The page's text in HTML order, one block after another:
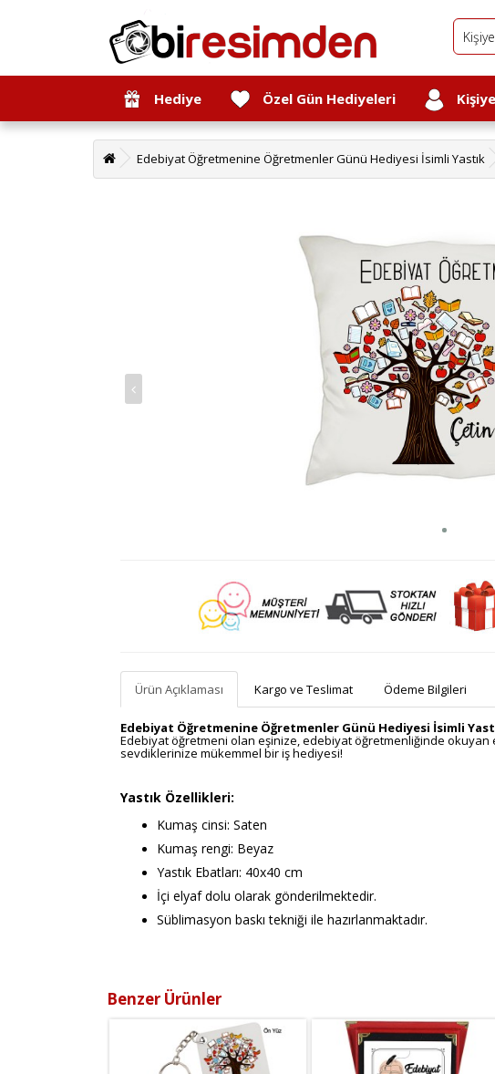
Hediye Özel Gün Hediyeleri
Edebiyat Öğretmenine Öğretmenler Günü Hediyesi İsimli Yastık
Ürün Açıklaması Kargo ve Teslimat Ödeme Bilgileri
Edebiyat Öğretmenine Öğretmenler Günü Hediyesi İsimli
Edebiyat öğretmeni olan eşinize, edebiyat öğretmenliğinde okuyan
sevdiklerinize mükemmel bir iş hediyesi!
Yastık Özellikleri:
Kumaş cinsi: Saten
Kumaş rengi: Beyaz
Yastık Ebatları: 40x40 cm
İçi elyaf dolu olarak gönderilmektedir.
Süblimasyon baskı tekniği ile hazırlanmaktadır.
Benzer Ürünler